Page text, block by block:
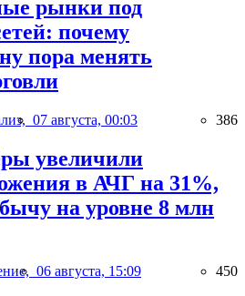
рынки под
почему
пора менять
07 августа, 00:03 386
увеличили
в АЧГ на 31%,
на уровне 8 млн
06 августа, 15:09 450